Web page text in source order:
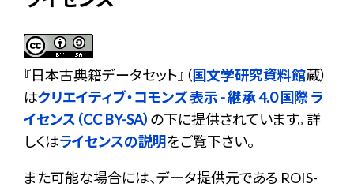
『日本古典籍データセット 』（国文学研究資料館蔵）
はクリエイティブ・コモンズ 表示 - 継承 4.0 国際 ラ
イセンス（CC BY-SA） の下に提供されています。 詳
しくはライセンスの説明をご覧下さい。
また可能な場合には、データ提供元である ROIS-